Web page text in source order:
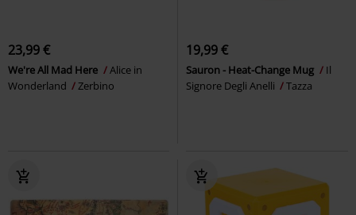
23,99 €
We're All Mad Here
Alice in
Wonderland
Zerbino
19,99 €
Sauron - Heat-Change Mug
Il
Signore Degli Anelli
Tazza